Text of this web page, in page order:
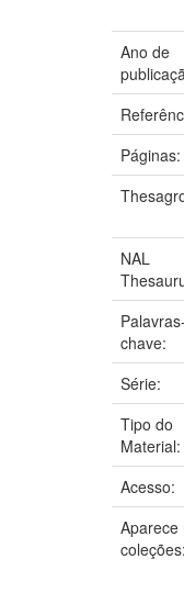
Ano de
Páginas:
NAL
Palavras-
chave:
Série:
Tipo do
Material:
Acesso:
Aparece
coleções: